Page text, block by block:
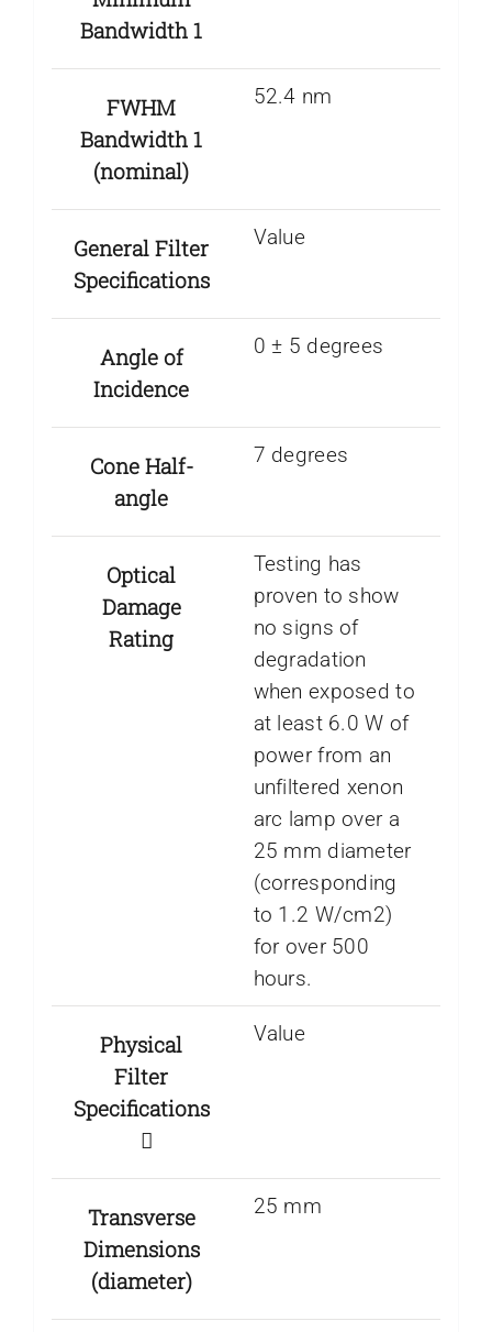
Bandwidth 1
FWHM
Bandwidth 1
(nominal)
52.4 nm
General Filter
Specifications
Value
Angle of
Incidence
0 ± 5 degrees
Cone Half-
angle
7 degrees
Optical
Damage
Rating
Testing has
proven to show
no signs of
degradation
when exposed to
at least 6.0 W of
power from an
unfiltered xenon
arc lamp over a
25 mm diameter
(corresponding
to 1.2 W/cm2)
for over 500
hours.
Physical
Filter
Specifications
Value
Transverse
Dimensions
(diameter)
25 mm